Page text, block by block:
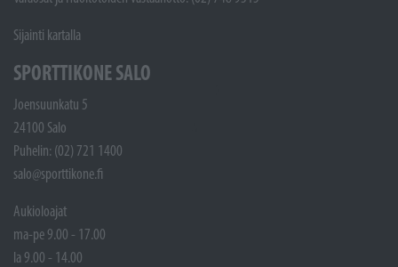
Sijainti kartalla
SPORTTIKONE SALO
Joensuunkatu 5
24100 Salo
Puhelin: (02) 721 1400
salo@sporttikone.fi
Aukioloajat
ma-pe 9.00 - 17.00
la 9.00 - 14.00